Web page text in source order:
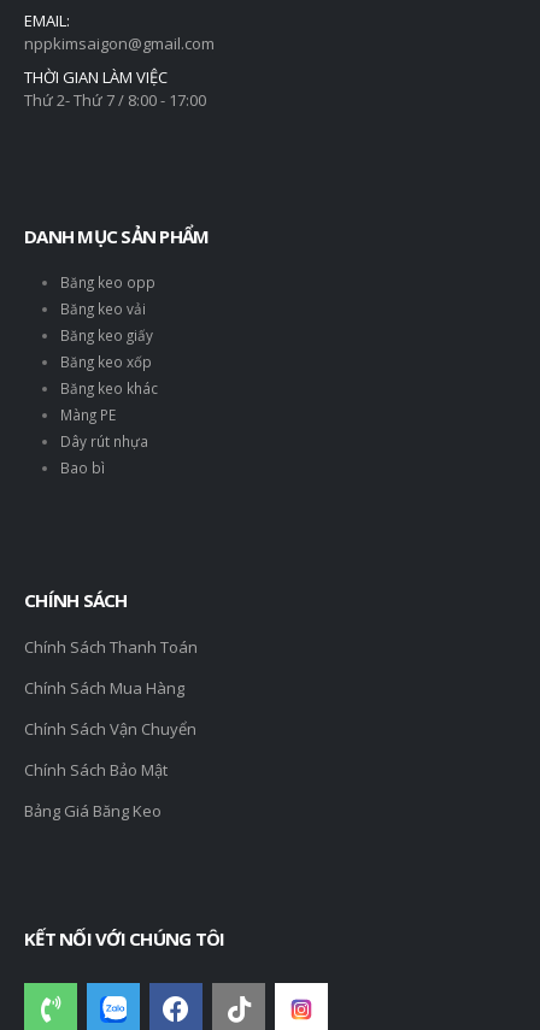
EMAIL:
nppkimsaigon@gmail.com
THỜI GIAN LÀM VIỆC
Thứ 2- Thứ 7 / 8:00 - 17:00
DANH MỤC SẢN PHẨM
Băng keo opp
Băng keo vải
Băng keo giấy
Băng keo xốp
Băng keo khác
Màng PE
Dây rút nhựa
Bao bì
CHÍNH SÁCH
Chính Sách Thanh Toán
Chính Sách Mua Hàng
Chính Sách Vận Chuyển
Chính Sách Bảo Mật
Bảng Giá Băng Keo
KẾT NỐI VỚI CHÚNG TÔI